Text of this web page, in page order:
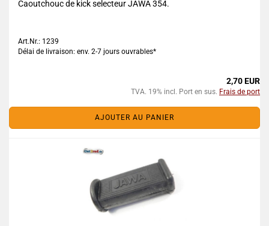
Caoutchouc de kick selecteur JAWA 354.
Art.Nr.: 1239
Délai de livraison: env. 2-7 jours ouvrables*
2,70 EUR
TVA. 19% incl. Port en sus. Frais de port
AJOUTER AU PANIER